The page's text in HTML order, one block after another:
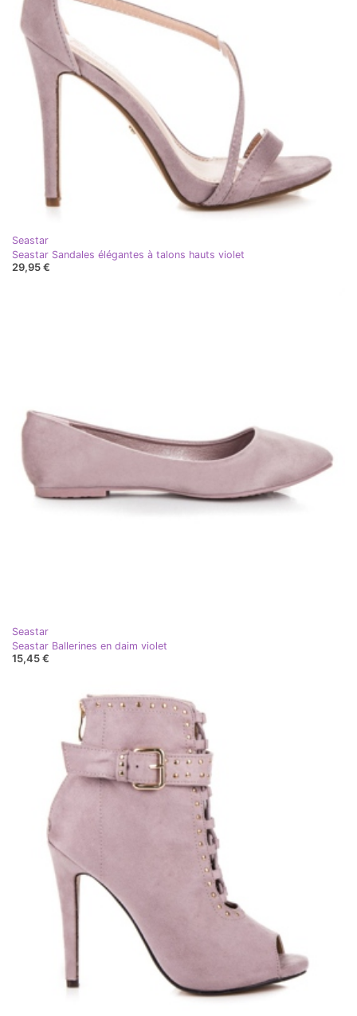
Seastar
Seastar Sandales élégantes à talons hauts violet
29,95 €
Seastar
Seastar Ballerines en daim violet
15,45 €